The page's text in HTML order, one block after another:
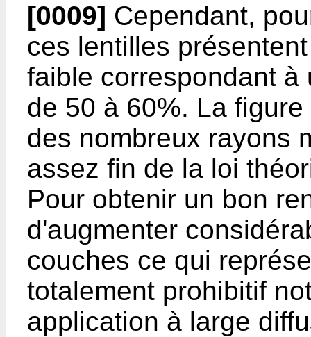
[0009] Cependant,
ces lentilles
faible correspondant à
de 50 à 60%. La
des nombreux rayons
assez fin de la loi
Pour obtenir un bon
d'augmenter
couches ce qui
totalement prohibitif
application à large